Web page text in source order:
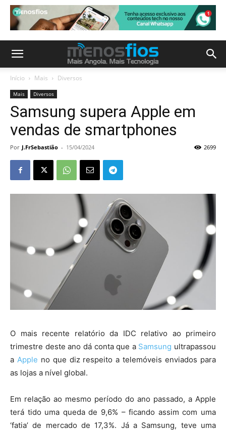
Início Mais Diversos
Mais Diversos
Samsung supera Apple em
vendas de smartphones
Por J.FrSebastião - 15/04/2024 2699
O mais recente relatório da IDC relativo ao primeiro
trimestre deste ano dá conta que a Samsung ultrapassou
a Apple no que diz respeito a telemóveis enviados para
as lojas a nível global.
Em relação ao mesmo período do ano passado, a Apple
terá tido uma queda de 9,6% – ficando assim com uma
‘fatia’ de mercado de 17,3%. Já a Samsung, teve uma